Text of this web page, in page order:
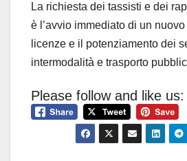
La richiesta dei tassisti e dei
è l’avvio immediato di un
licenze e il potenziamento dei
intermodalità e trasporto
Please follow and like us: